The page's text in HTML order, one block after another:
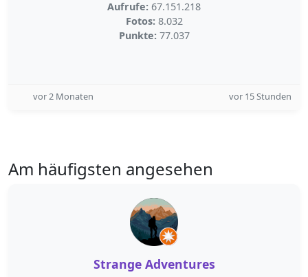
Aufrufe: 67.151.218
Fotos: 8.032
Punkte: 77.037
vor 2 Monaten vor 15 Stunden
Am häufigsten angesehen
Strange Adventures